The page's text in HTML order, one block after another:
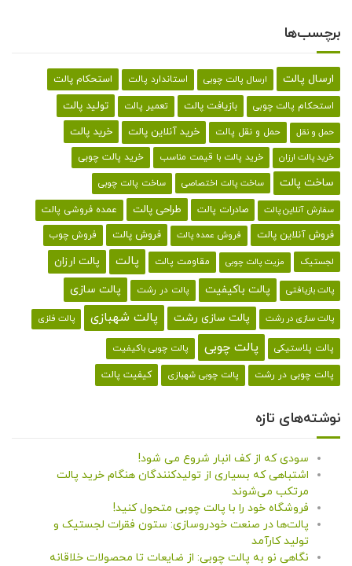
برچسب‌ها
ارسال پالت ارسال پالت چوبی استاندارد پالت استحکام پالت
استحکام پالت چوبی بازیافت پالت تعمیر پالت تولید پالت
حمل و نقل حمل و نقل پالت خرید آنلاین پالت خرید پالت
خرید پالت ارزان خرید پالت با قیمت مناسب خرید پالت چوبی
ساخت پالت ساخت پالت اختصاصی ساخت پالت چوبی
سفارش آنلاین پالت صادرات پالت طراحی پالت عمده فروشی پالت
فروش آنلاین پالت فروش عمده پالت فروش پالت فروش چوب
لجستیک مزیت پالت چوبی مقاومت پالت پالت پالت ارزان
پالت بازیافتی پالت باکیفیت پالت در رشت پالت سازی
پالت سازی در رشت پالت سازی رشت پالت شهبازی پالت فلزی
پالت پلاستیکی پالت چوبی پالت چوبی باکیفیت
پالت چوبی در رشت پالت چوبی شهبازی کیفیت پالت
نوشته‌های تازه
سودی که از کف انبار شروع می شود!
اشتباهی که بسیاری از تولیدکنندگان هنگام خرید پالت
مرتکب می‌شوند
فروشگاه خود را با پالت چوبی متحول کنید!
پالت‌ها در صنعت خودروسازی: ستون فقرات لجستیک و
تولید کارآمد
نگاهی نو به پالت چوبی: از ضایعات تا محصولات خلاقانه